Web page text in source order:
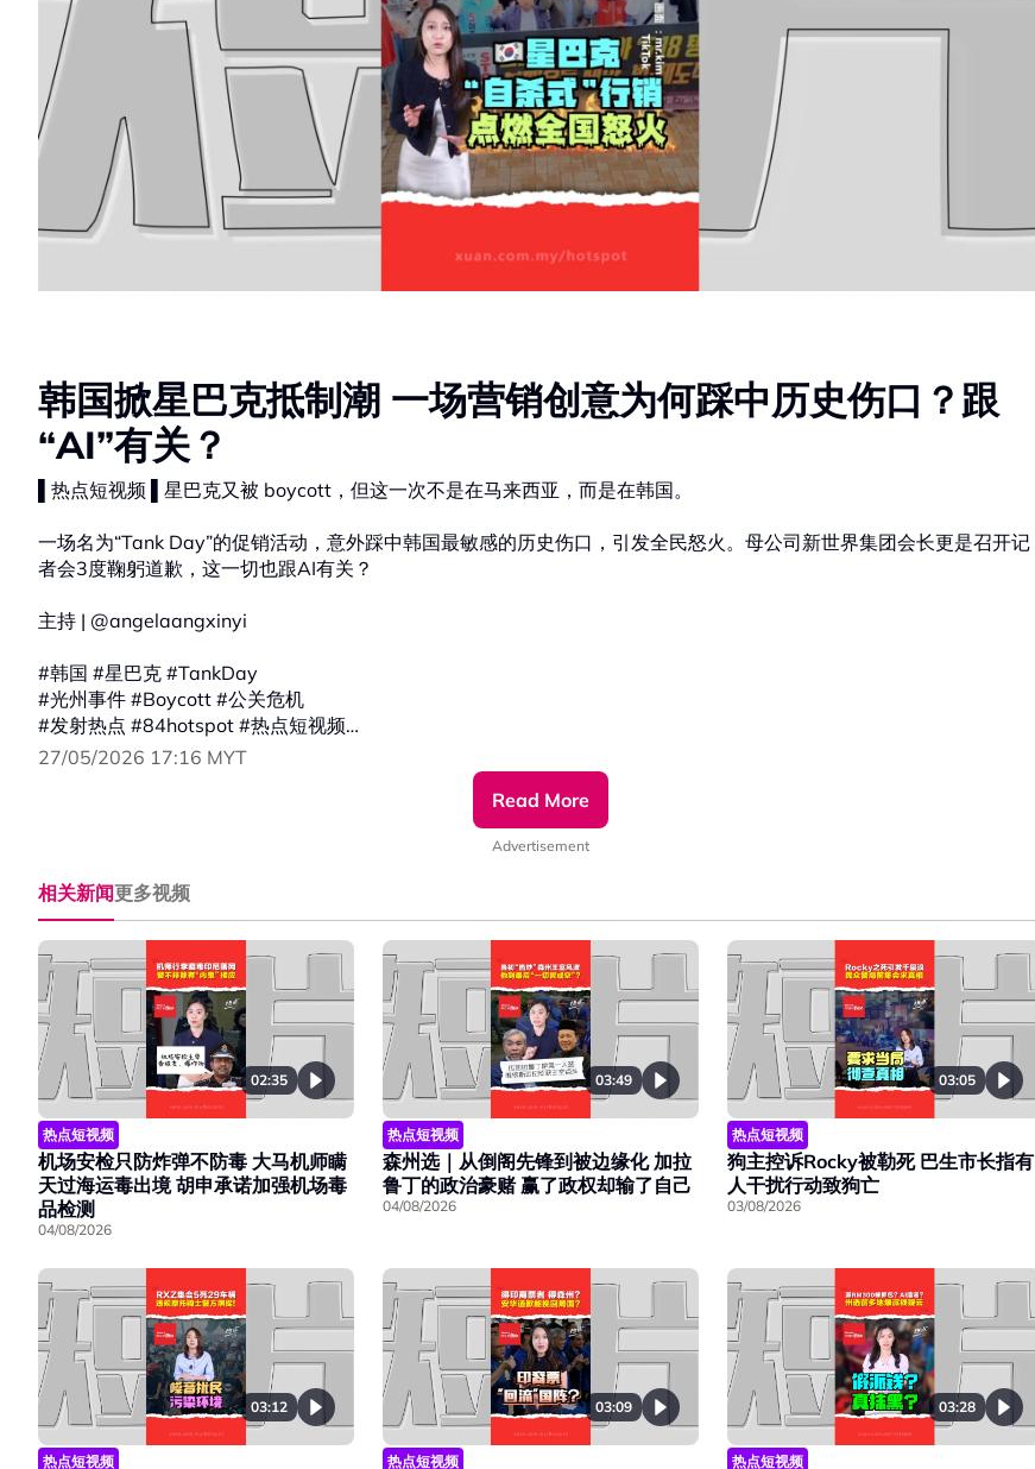
韩国掀星巴克抵制潮 一场营销创意为何踩中历史伤口？跟
“AI”有关？
▌热点短视频 ▌星巴克又被 boycott，但这一次不是在马来西亚，而是在韩国。
一场名为“Tank Day”的促销活动，意外踩中韩国最敏感的历史伤口，引发全民怒火。母公司新世界集团会长更是召开记
者会3度鞠躬道歉，这一切也跟AI有关？
主持 | @angelaangxinyi
#韩国 #星巴克 #TankDay
#光州事件 #Boycott #公关危机
#发射热点 #84hotspot #热点短视频
🔴 更多新闻资讯看这里 ▹ https://xuan.com.my/hotspot
27/05/2026 17:16 MYT
Read More
Advertisement
相关新闻更多视频
02:35
热点短视频
机场安检只防炸弹不防毒 大马机师瞒
天过海运毒出境 胡申承诺加强机场毒
品检测
04/08/2026
03:49
热点短视频
森州选｜从倒阁先锋到被边缘化 加拉
鲁丁的政治豪赌 赢了政权却输了自己
04/08/2026
03:05
热点短视频
狗主控诉Rocky被勒死 巴生市长指有
人干扰行动致狗亡
03/08/2026
03:12
热点短视频
03:09
热点短视频
03:28
热点短视频